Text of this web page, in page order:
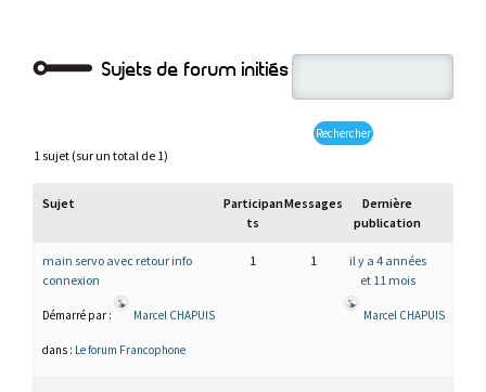
Sujets de forum initiés
1 sujet (sur un total de 1)
Sujet
Participan
ts
Messages
Dernière
publication
main servo avec retour info
connexion
Démarré par : Marcel CHAPUIS
dans : Le forum Francophone
1 1
il y a 4 années
et 11 mois
Marcel CHAPUIS